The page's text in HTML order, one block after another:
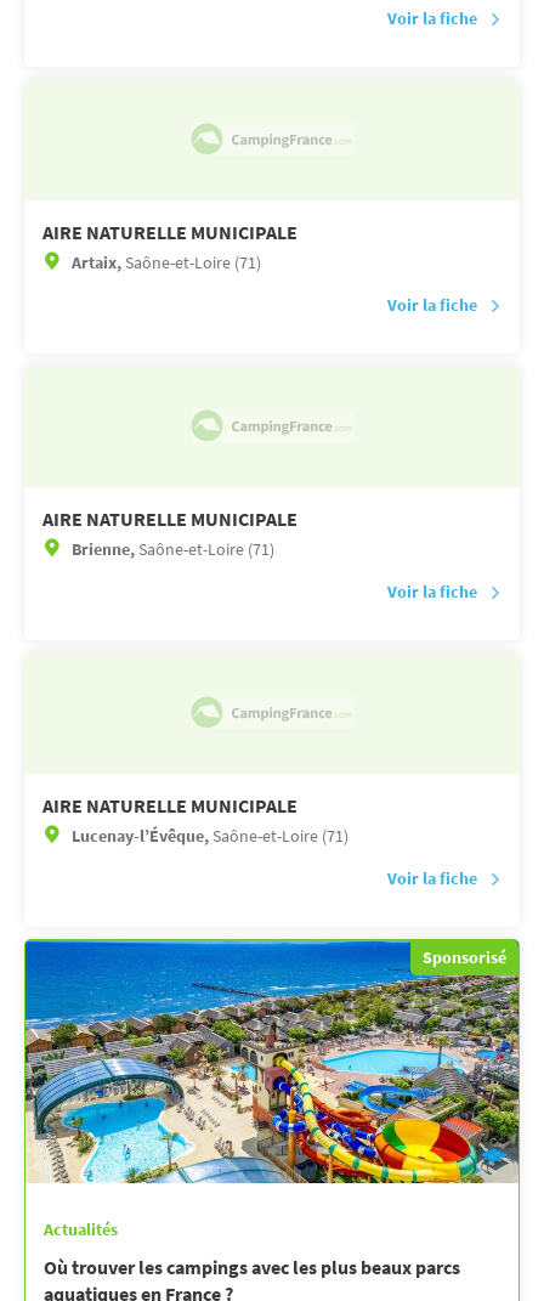
Voir la fiche
AIRE NATURELLE MUNICIPALE
Artaix, Saône-et-Loire (71)
Voir la fiche
AIRE NATURELLE MUNICIPALE
Brienne, Saône-et-Loire (71)
Voir la fiche
AIRE NATURELLE MUNICIPALE
Lucenay-l’Évêque, Saône-et-Loire (71)
Voir la fiche
Sponsorisé
Actualités
Où trouver les campings avec les plus beaux parcs
aquatiques en France ?